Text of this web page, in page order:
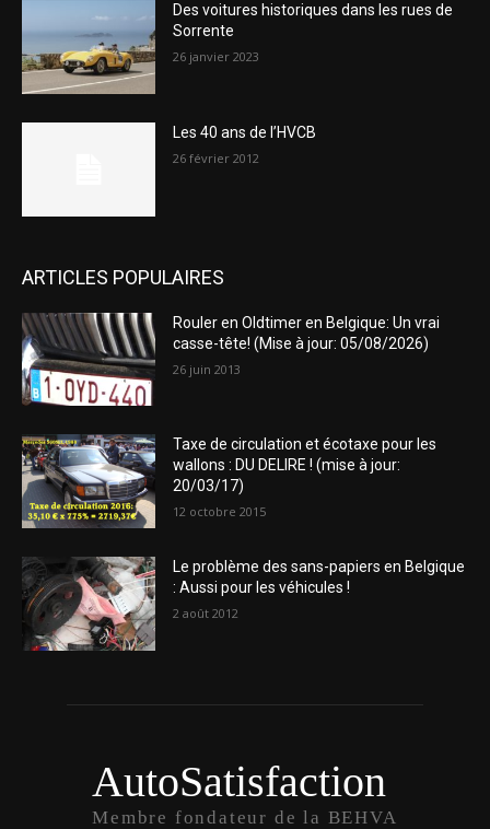
Des voitures historiques dans les rues de
Sorrente
26 janvier 2023
Les 40 ans de l’HVCB
26 février 2012
ARTICLES POPULAIRES
Rouler en Oldtimer en Belgique: Un vrai
casse-tête! (Mise à jour: 05/08/2026)
26 juin 2013
Taxe de circulation et écotaxe pour les
wallons : DU DELIRE ! (mise à jour:
20/03/17)
12 octobre 2015
Le problème des sans-papiers en Belgique
: Aussi pour les véhicules !
2 août 2012
AutoSatisfaction
Membre fondateur de la BEHVA